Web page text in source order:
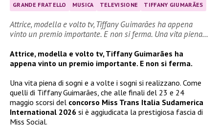
GRANDE FRATELLO MUSICA TELEVISIONE TIFFANY GIUMARÃES
Attrice, modella e volto tv, Tiffany Guimarães ha appena
vinto un premio importante. E non si ferma. Una vita piena…
Attrice, modella e volto tv, Tiffany Guimarães ha
appena vinto un premio importante. E non si ferma.
Una vita piena di sogni e a volte i sogni si realizzano. Come
quelli di Tiffany Guimarães, che alle finali del 23 e 24
maggio scorsi del concorso Miss Trans Italia Sudamerica
International 2026 si è aggiudicata la prestigiosa fascia di
Miss Social.